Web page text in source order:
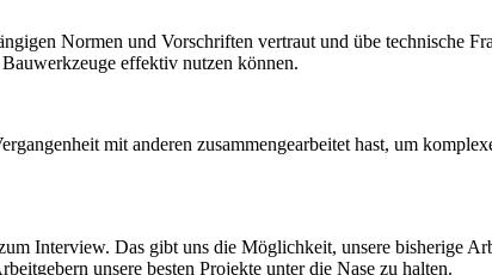
Normen und Vorschriften vertraut und übe technische
effektiv nutzen können.
mit anderen zusammengearbeitet hast, um
Interview. Das gibt uns die Möglichkeit, unsere bisherige
unsere besten Projekte unter die Nase zu halten.